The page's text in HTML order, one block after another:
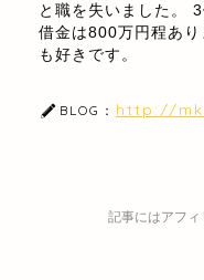
と職を失いました。
借金は800万円程あ
も好きです。
BLOG： http://
記事にはアフ